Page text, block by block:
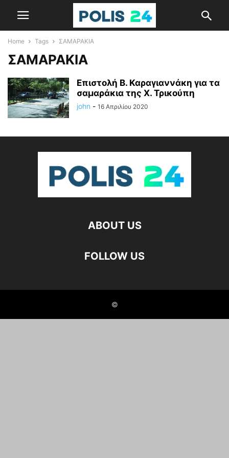
Home Tags ΣΑΜΑΡΑΚΙΑ
ΣΑΜΑΡΑΚΙΑ
Επιστολή Β. Καραγιαννάκη για τα
σαμαράκια της Χ. Τρικούπη
john - 16 Απριλίου 2020
ABOUT US
FOLLOW US
©